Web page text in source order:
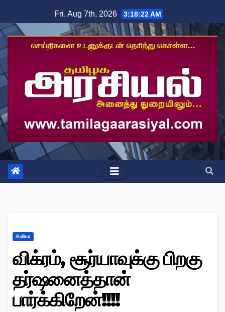
to
content
Fri. Aug 7th, 2026 3:18:24 AM
சினிமா
விக்ரம், சூர்யாவுக்கு பிறகு
தர்ஷனைத்தான்
பார்க்கிறேன்!!!!